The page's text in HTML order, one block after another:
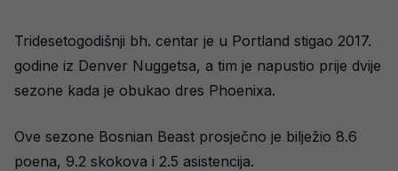
Tridesetogodišnji bh. centar je u Portland stigao 2017.
godine iz Denver Nuggetsa, a tim je napustio prije dvije
sezone kada je obukao dres Phoenixa.
Ove sezone Bosnian Beast prosječno je bilježio 8.6
poena, 9.2 skokova i 2.5 asistencija.